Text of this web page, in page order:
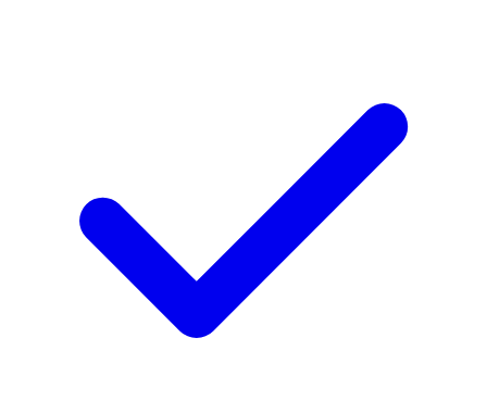
基於信仰的喪親支援
對於父親